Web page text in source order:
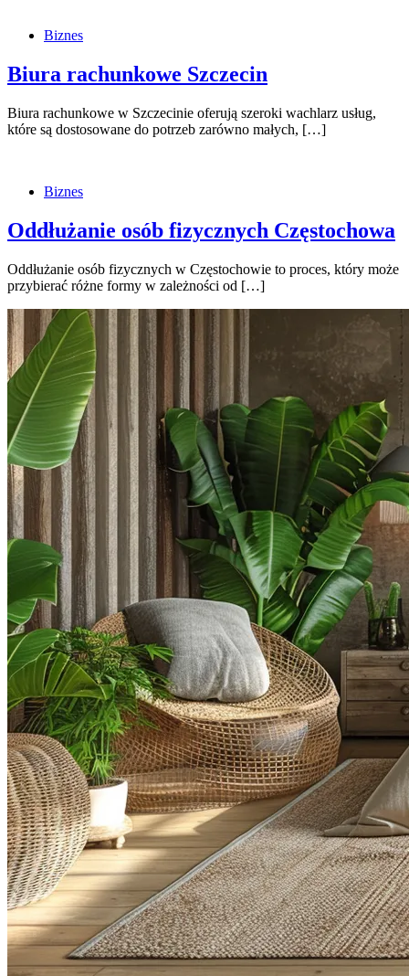
Biznes
Biura rachunkowe Szczecin
Biura rachunkowe w Szczecinie oferują szeroki wachlarz usług,
które są dostosowane do potrzeb zarówno małych, […]
Biznes
Oddłużanie osób fizycznych Częstochowa
Oddłużanie osób fizycznych w Częstochowie to proces, który może
przybierać różne formy w zależności od […]